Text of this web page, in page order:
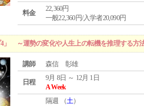
料金
22,360円
一般22,360円/入学者20,090円
」 ～運勢の変化や人生上の転機を推理する方
講師 森信 彰雄
日程
9月 8日 ～ 12月 1日
A Week
隔週 （土）